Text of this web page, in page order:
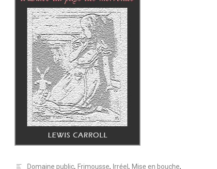
Domaine public, Frimousse, Irréel , Mise en bouche,